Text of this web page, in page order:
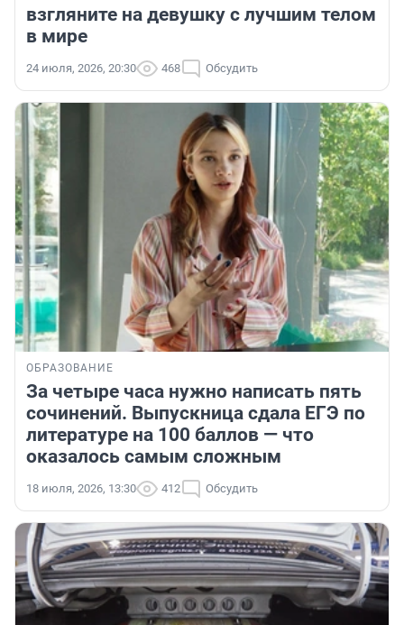
взгляните на девушку с лучшим телом
в мире
24 июля, 2026, 20:30 468 Обсудить
ОБРАЗОВАНИЕ
За четыре часа нужно написать пять
сочинений. Выпускница сдала ЕГЭ по
литературе на 100 баллов — что
оказалось самым сложным
18 июля, 2026, 13:30 412 Обсудить